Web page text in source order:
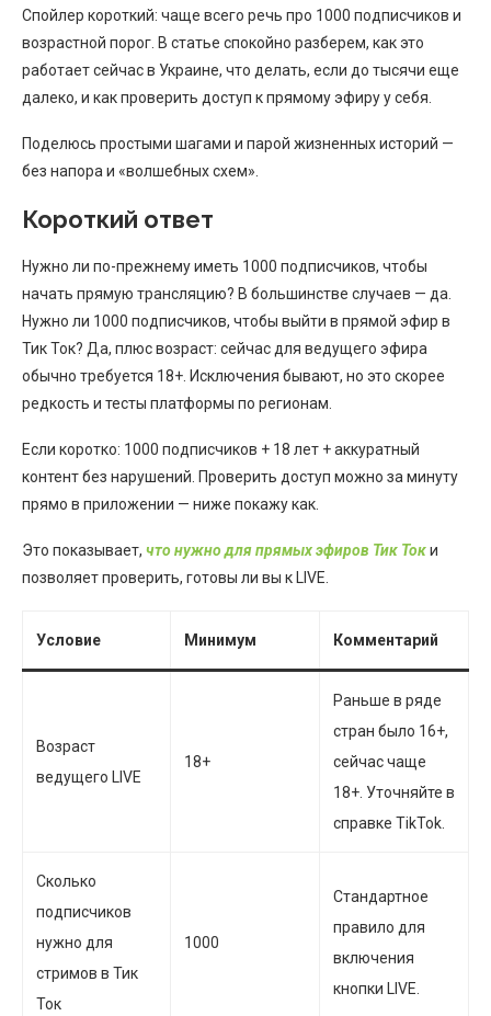
Спойлер короткий: чаще всего речь про 1000 подписчиков и
возрастной порог. В статье спокойно разберем, как это
работает сейчас в Украине, что делать, если до тысячи еще
далеко, и как проверить доступ к прямому эфиру у себя.
Поделюсь простыми шагами и парой жизненных историй —
без напора и «волшебных схем».
Короткий ответ
Нужно ли по-прежнему иметь 1000 подписчиков, чтобы
начать прямую трансляцию? В большинстве случаев — да.
Нужно ли 1000 подписчиков, чтобы выйти в прямой эфир в
Тик Ток? Да, плюс возраст: сейчас для ведущего эфира
обычно требуется 18+. Исключения бывают, но это скорее
редкость и тесты платформы по регионам.
Если коротко: 1000 подписчиков + 18 лет + аккуратный
контент без нарушений. Проверить доступ можно за минуту
прямо в приложении — ниже покажу как.
Это показывает, что нужно для прямых эфиров Тик Токи
позволяет проверить, готовы ли вы к LIVE.
Условие Минимум Комментарий
Возраст
ведущего LIVE
18+
Раньше в ряде
стран было 16+,
сейчас чаще
18+. Уточняйте в
справке TikTok.
Сколько
подписчиков
нужно для
стримов в Тик
Ток
1000
Стандартное
правило для
включения
кнопки LIVE.